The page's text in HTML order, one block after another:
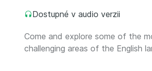
Dostupné v audio verzii
Come and explore some of the
challenging areas of the English